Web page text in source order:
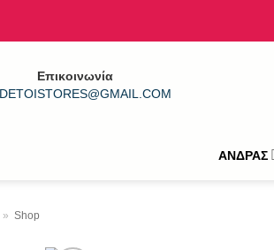
Επικοινωνία
DETOISTORES@GMAIL.COM
ΑΝΔΡΑΣ
» Shop